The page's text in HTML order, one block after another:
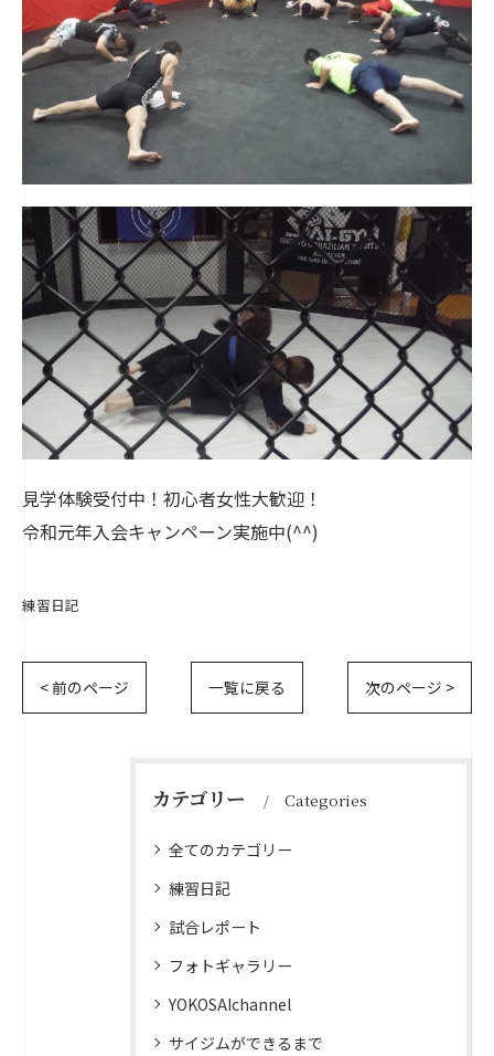
見学体験受付中！初心者女性大歓迎！
令和元年入会キャンペーン実施中(^^)
練習日記
< 前のページ 一覧に戻る 次のページ >
カテゴリー Categories
全てのカテゴリー
練習日記
試合レポート
フォトギャラリー
YOKOSAIchannel
サイジムができるまで